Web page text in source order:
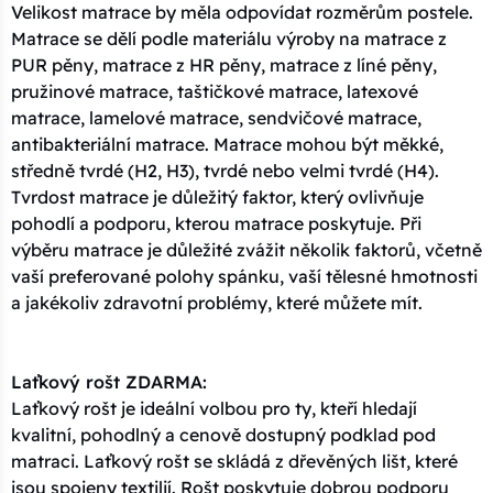
Velikost matrace by měla odpovídat rozměrům postele.
Matrace se dělí podle materiálu výroby na matrace z
PUR pěny, matrace z HR pěny, matrace z líné pěny,
pružinové matrace, taštičkové matrace, latexové
matrace, lamelové matrace, sendvičové matrace,
antibakteriální matrace. Matrace mohou být měkké,
středně tvrdé (H2, H3), tvrdé nebo velmi tvrdé (H4).
Tvrdost matrace je důležitý faktor, který ovlivňuje
pohodlí a podporu, kterou matrace poskytuje. Při
výběru matrace je důležité zvážit několik faktorů, včetně
vaší preferované polohy spánku, vaší tělesné hmotnosti
a jakékoliv zdravotní problémy, které můžete mít.
Laťkový rošt ZDARMA:
Laťkový rošt je ideální volbou pro ty, kteří hledají
kvalitní, pohodlný a cenově dostupný podklad pod
matraci. Laťkový rošt se skládá z dřevěných lišt, které
jsou spojeny textilií. Rošt poskytuje dobrou podporu